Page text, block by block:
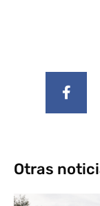
Otras